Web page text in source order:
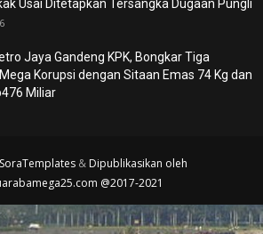
Usai Ditetapkan Tersangka Dugaan Pungli
Jaya Gandeng KPK, Bongkar Tiga
Korupsi dengan Sitaan Emas 74 Kg dan
Miliar
SoraTemplates& Dipublikasikan oleh
@2017-2021